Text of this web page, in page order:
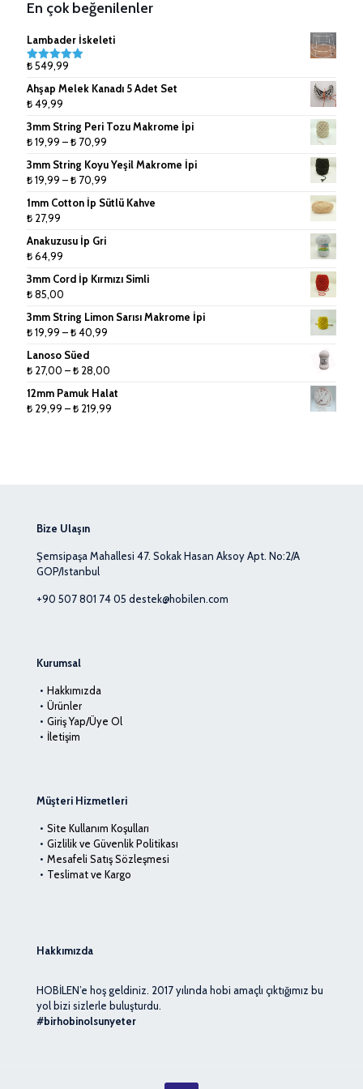
Doğal Rafya
Jüt İpler
Küpe ve Toka Aparatları
Ponpon Makinesi
Tığlar ve Şişler
En çok beğenilenler
Lambader İskeleti
5 üzerinden
aldı
₺549,99
Ahşap Melek Kanadı 5 Adet Set
₺49,99
3mm String Peri Tozu Makrome İpi
₺19,99 –₺ 70,99
₺ 19,99
₺ 70,99
3mm String Koyu Yeşil Makrome İpi
₺19,99 –₺ 70,99
₺ 19,99
1mm Cotton İp Sütlü Kahve
₺ 27,99
Anakuzusu İp Gri
₺64,99
3mm Cord İp Kırmızı Simli
₺85,00
3mm String Limon Sarısı Makrome İpi
₺19,99 –₺40,99
-
₺ 40,99
Lanoso Süed
₺ 27,00 –₺ 28,00
₺ 27,00
12mm Pamuk Halat
₺ 29,99 –₺ 219,99
Bize Ulaşın
Şemsipaşa Mahallesi 47. Sokak Hasan Aksoy Apt. No:2/A
GOP/Istanbul
+90 507 801 74 05 destek@hobilen.com
Kurumsal
Hakkımızda
Ürünler
Giriş Yap/Üye Ol
İletişim
Müşteri Hizmetleri
Site Kullanım Koşulları
Gizlilik ve Güvenlik Politikası
Mesafeli Satış Sözleşmesi
Teslimat ve Kargo
Hakkımızda
HOBİLEN’e hoş geldiniz. 2017 yılında hobi amaçlı çıktığımız bu
yol bizi sizlerle buluşturdu.
#birhobinolsunyeter